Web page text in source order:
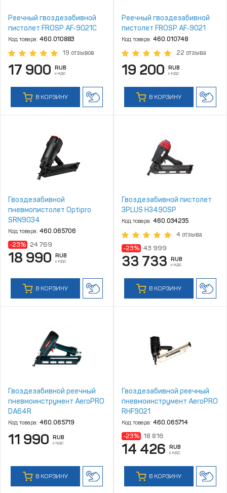
Реечный гвоздезабивной
пистолет FROSP AF‑9021C
Код товара: 460.010883
19 отзывов
17 900 RUB
с НДС
В КОРЗИНУ
Реечный гвоздезабивной
пистолет FROSP AF‑9021
Код товара: 460.010748
22 отзыва
19 200 RUB
с НДС
В КОРЗИНУ
Гвоздезабивной
пневмопистолет Optipro
SRN9034
Код товара: 460.065706
-23% 24 769
18 990 RUB
с НДС
В КОРЗИНУ
Гвоздезабивной пистолет
3PLUS H3490SP
Код товара: 460.034235
4 отзыва
-23% 43 999
33 733 RUB
с НДС
В КОРЗИНУ
Гвоздезабивной реечный
пневмоинструмент AeroPRO
DA64R
Код товара: 460.065719
11 990 RUB
с НДС
В КОРЗИНУ
Гвоздезабивной реечный
пневмоинструмент AeroPRO
RHF9021
Код товара: 460.065714
-23% 18 816
14 426 RUB
с НДС
В КОРЗИНУ